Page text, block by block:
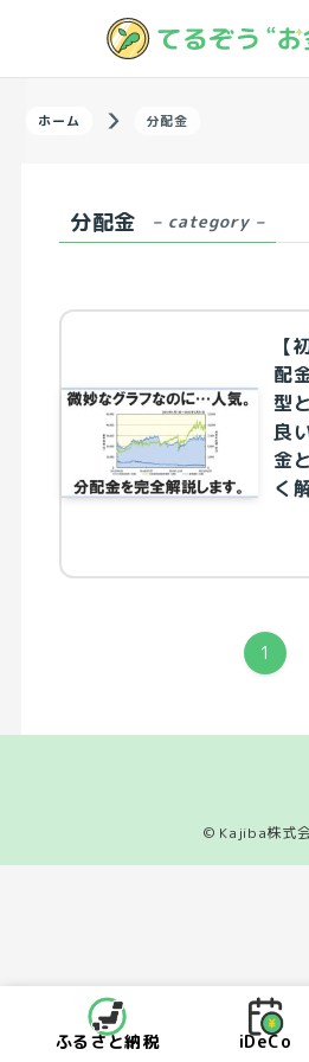
ホーム 分配金
分配金 – category –
【
配
型
良
金
く
1
ふるさと納税 iDeCo
© Kajiba株式